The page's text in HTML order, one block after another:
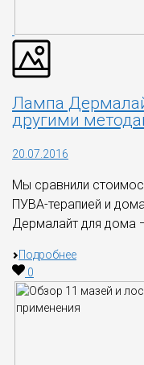
Лампа
другими
20.07.2016
Мы сравнили
ПУВА-терапией и
Дермалайт для дома
Подробнее
0